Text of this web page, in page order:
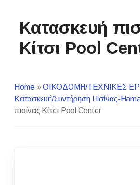
Κατασκευή
Κίτσι Pool
Home » ΟΙΚΟΔΟΜΗ/ΤΕΧΝΙΚΕΣ
Κατασκευή/Συντήρηση Πισίνας-
πισίνας Κίτσι Pool Center